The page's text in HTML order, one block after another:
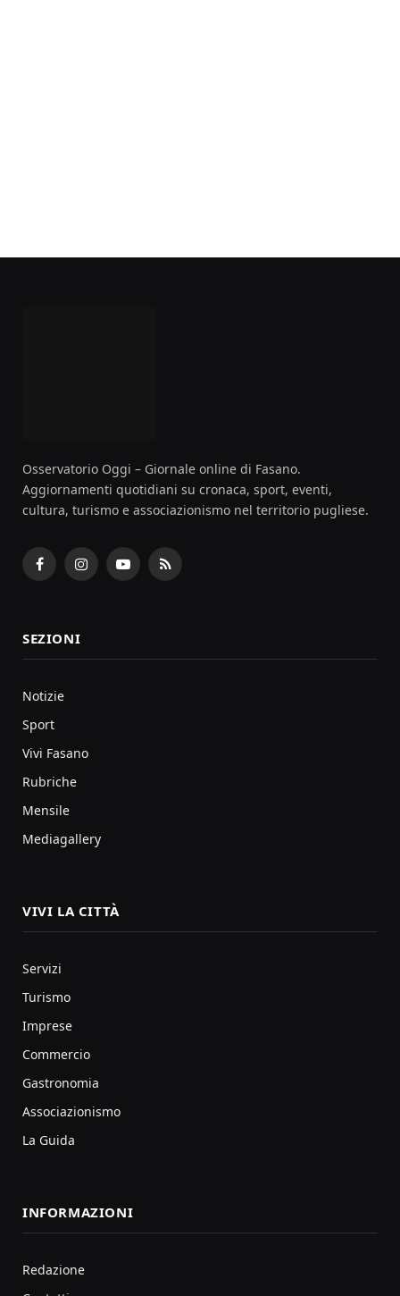
Osservatorio Oggi – Giornale online di Fasano.
Aggiornamenti quotidiani su cronaca, sport, eventi,
cultura, turismo e associazionismo nel territorio pugliese.
FacebookInstagramYouTubeRSS
SEZIONI
Notizie
Sport
Vivi Fasano
Rubriche
Mensile
Mediagallery
VIVI LA CITTÀ
Servizi
Turismo
Imprese
Commercio
Gastronomia
Associazionismo
La Guida
INFORMAZIONI
Redazione